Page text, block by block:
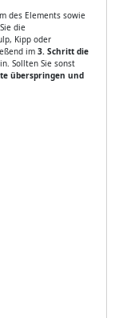
des Elements sowie
die
Kipp oder
im 3. Schritt die
Sollten Sie sonst
überspringen und